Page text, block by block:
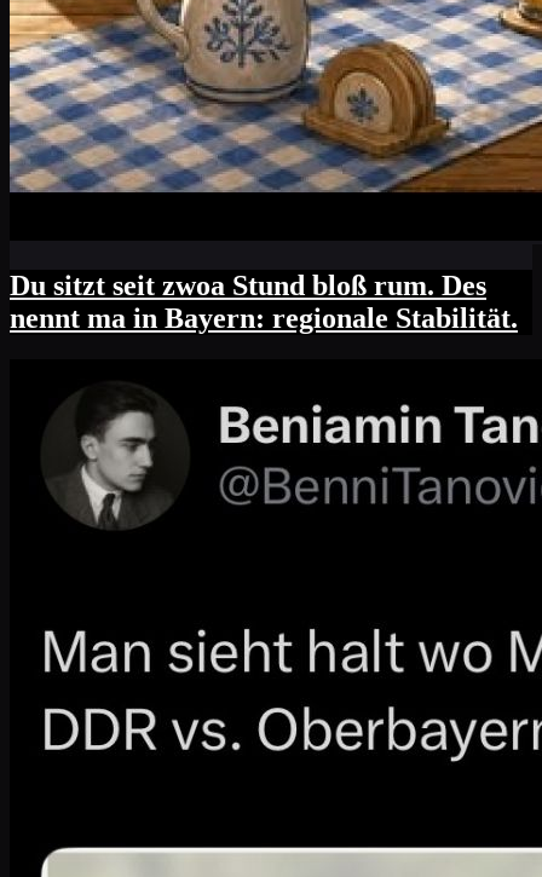
Du sitzt seit zwoa Stund bloß rum. Des
nennt ma in Bayern: regionale Stabilität.